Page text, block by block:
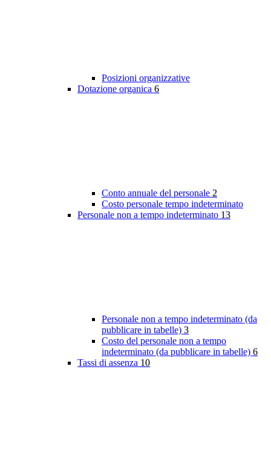
Posizioni organizzative
Dotazione organica 6
Conto annuale del personale 2
Costo personale tempo indeterminato
Personale non a tempo indeterminato 13
Personale non a tempo indeterminato (da
pubblicare in tabelle) 3
Costo del personale non a tempo
indeterminato (da pubblicare in tabelle) 6
Tassi di assenza 10